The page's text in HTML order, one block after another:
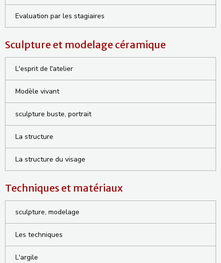
Evaluation par les stagiaires
Sculpture et modelage céramique
L'esprit de l'atelier
Modèle vivant
sculpture buste, portrait
La structure
La structure du visage
Techniques et matériaux
sculpture, modelage
Les techniques
L'argile